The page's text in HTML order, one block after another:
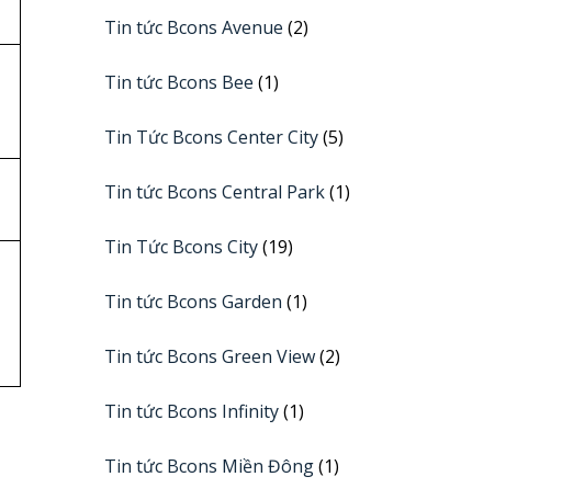
Tin tức Bcons Avenue (2)
Tin tức Bcons Bee (1)
Tin Tức Bcons Center City(5)
Tin tức Bcons Central Park(1)
Tin Tức Bcons City(19)
Tin tức Bcons Garden (1)
Tin tức Bcons Green View(2)
Tin tức Bcons Infinity(1)
Tin tức Bcons Miền Đông(1)